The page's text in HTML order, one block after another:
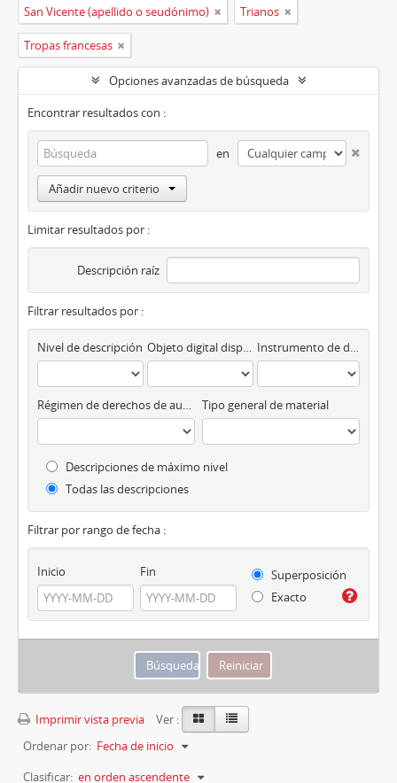
San Vicente (apellido o seudónimo) Trianos
Tropas francesas
Opciones avanzadas de búsqueda
Encontrar resultados con :
en
Añadir nuevo criterio
Limitar resultados por :
Descripción raíz
Filtrar resultados por :
Nivel de descripción Objeto digital disponibles Instrumento de descripción
Régimen de derechos de autor Tipo general de material
Descripciones de máximo nivel
Todas las descripciones
Filtrar por rango de fecha :
Inicio Fin
Superposición
Exacto
Imprimir vista previa
Ver :
Ordenar por: Fecha de inicio
Clasificar: en orden ascendente